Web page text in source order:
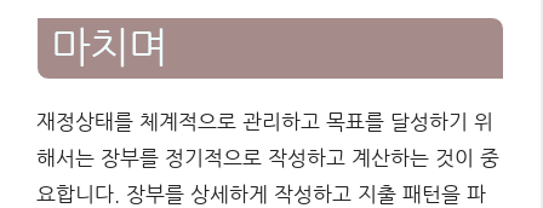
마치며
재정상태를 체계적으로 관리하고 목표를 달성하기 위
해서는 장부를 정기적으로 작성하고 계산하는 것이 중
요합니다. 장부를 상세하게 작성하고 지출 패턴을 파